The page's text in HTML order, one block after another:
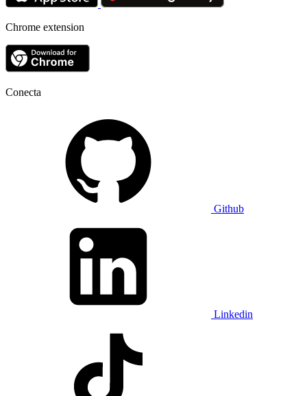
Chrome extension
Conecta
Github
Linkedin